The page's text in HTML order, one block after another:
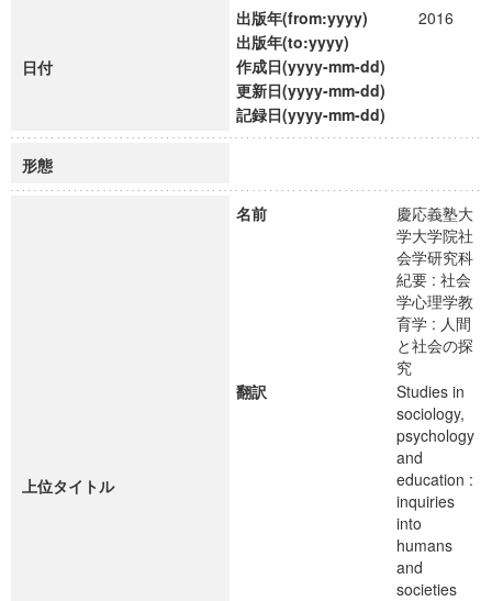
日付
出版年(from:yyyy)
2016
出版年(to:yyyy)
作成日(yyyy-mm-dd)
更新日(yyyy-mm-dd)
記録日(yyyy-mm-dd)
形態
上位タイトル
名前
慶応義塾大
学大学院社
会学研究科
紀要 : 社会
学心理学教
育学 : 人間
と社会の探
究
翻訳
Studies in
sociology,
psychology
and
education :
inquiries
into
humans
and
societies